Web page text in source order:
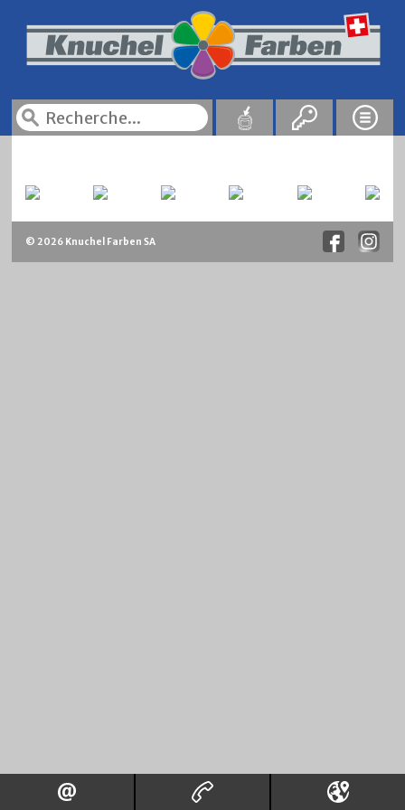
© 2026 Knuchel Farben SA